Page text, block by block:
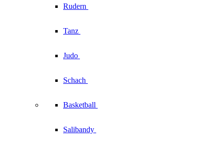
Rudern
Tanz
Judo
Schach
Basketball
Salibandy